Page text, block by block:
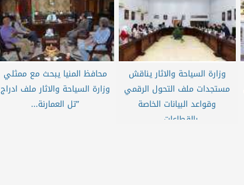
وزارة السياحة والاثار يناقش
مستجدات ملف التحول الرقمي
وقواعد البيانات الخاصة
بالقطاعات...
محافظ المنيا يبحث مع ممثلي
وزارة السياحة والاثار ملف ادراج
”تل العمارنة...